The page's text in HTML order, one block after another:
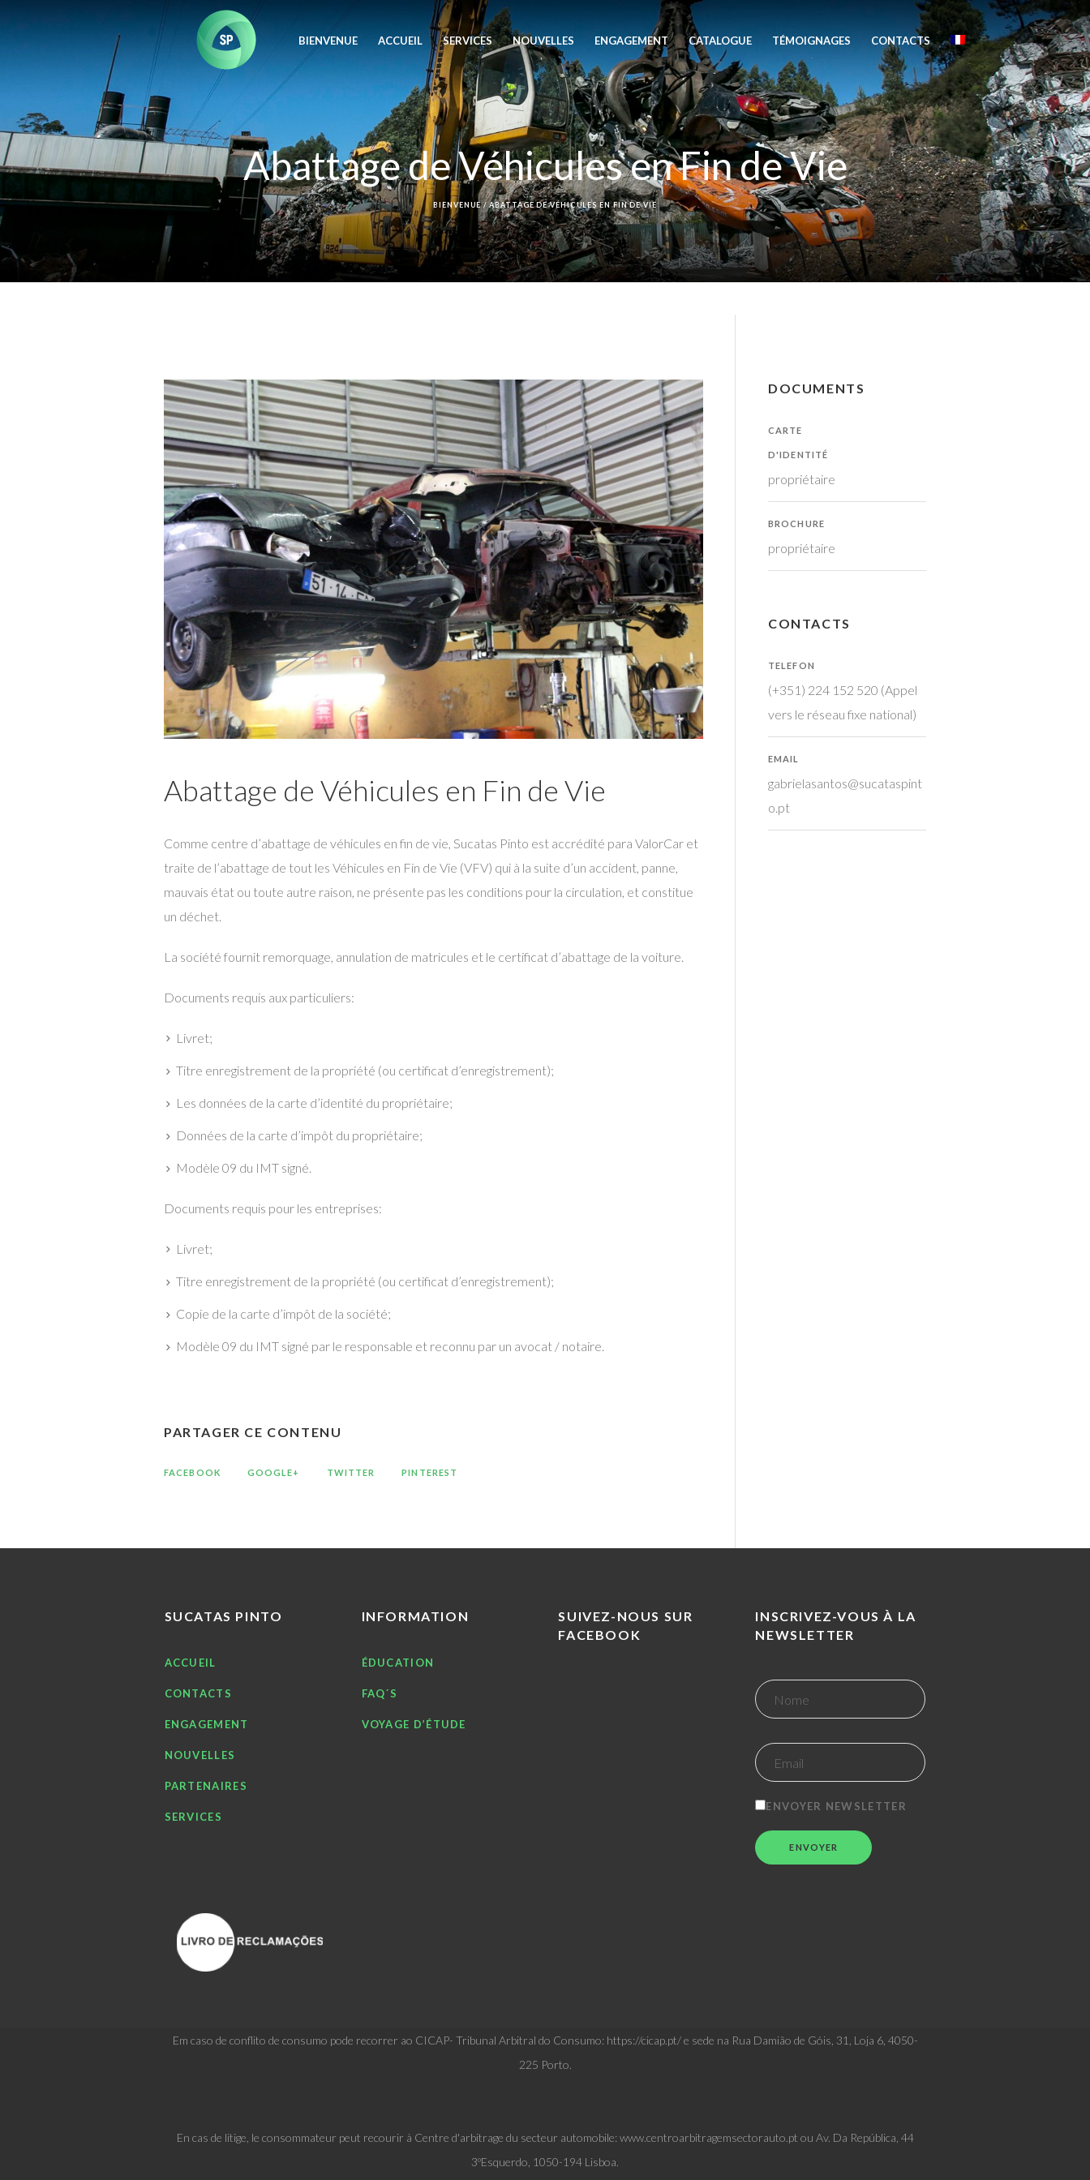
BIENVENUE ACCUEIL SERVICES NOUVELLES ENGAGEMENT CATALOGUE TÉMOIGNAGES CONTACTS
Abattage de Véhicules en Fin de Vie
BIENVENUE /ABATTAGE DE VÉHICULES EN FIN DE VIE
Abattage de Véhicules en Fin de Vie
Comme centre d’abattage de véhicules en fin de vie, Sucatas Pinto est accrédité para ValorCar et
traite de l’abattage de tout les Véhicules en Fin de Vie (VFV) qui à la suite d’un accident, panne,
mauvais état ou toute autre raison, ne présente pas les conditions pour la circulation, et constitue
un déchet.
La société fournit remorquage, annulation de matricules et le certificat d’abattage de la voiture.
Documents requis aux particuliers:
Livret;
Titre enregistrement de la propriété (ou certificat d’enregistrement);
Les données de la carte d’identité du propriétaire;
Données de la carte d’impôt du propriétaire;
Modèle 09 du IMT signé.
Documents requis pour les entreprises:
Livret;
Titre enregistrement de la propriété (ou certificat d’enregistrement);
Copie de la carte d’impôt de la société;
Modèle 09 du IMT signé par le responsable et reconnu par un avocat / notaire.
PARTAGER CE CONTENU
FACEBOOK GOOGLE+ TWITTER PINTEREST
DOCUMENTS
CARTE
D'IDENTITÉ
propriétaire
BROCHURE
propriétaire
CONTACTS
TELEFON
(+351) 224 152 520 (Appel
vers le réseau fixe national)
EMAIL
gabrielasantos@sucataspint
o.pt
SUCATAS PINTO
ACCUEIL
CONTACTS
ENGAGEMENT
NOUVELLES
PARTENAIRES
SERVICES
INFORMATION
ÉDUCATION
FAQ´S
VOYAGE D’ÉTUDE
SUIVEZ-NOUS SUR
FACEBOOK
INSCRIVEZ-VOUS À LA
NEWSLETTER
ENVOYER NEWSLETTER
Em caso de conflito de consumo pode recorrer ao CICAP- Tribunal Arbitral do Consumo: https://cicap.pt/ e sede na Rua Damião de Góis, 31, Loja 6, 4050-
225 Porto.
En cas de litige, le consommateur peut recourir à Centre d'arbitrage du secteur automobile: www.centroarbitragemsectorauto.pt ou Av. Da República, 44
3ºEsquerdo, 1050-194 Lisboa.